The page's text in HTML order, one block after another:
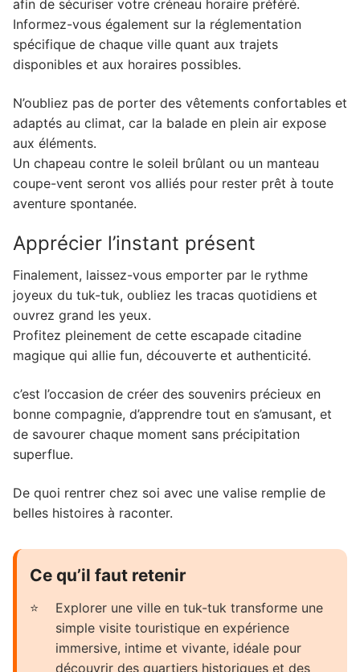
afin de sécuriser votre créneau horaire préféré.
Informez-vous également sur la réglementation
spécifique de chaque ville quant aux trajets
disponibles et aux horaires possibles.
N’oubliez pas de porter des vêtements confortables et
adaptés au climat, car la balade en plein air expose
aux éléments.
Un chapeau contre le soleil brûlant ou un manteau
coupe-vent seront vos alliés pour rester prêt à toute
aventure spontanée.
Apprécier l’instant présent
Finalement, laissez-vous emporter par le rythme
joyeux du tuk-tuk, oubliez les tracas quotidiens et
ouvrez grand les yeux.
Profitez pleinement de cette escapade citadine
magique qui allie fun, découverte et authenticité.
c’est l’occasion de créer des souvenirs précieux en
bonne compagnie, d’apprendre tout en s’amusant, et
de savourer chaque moment sans précipitation
superflue.
De quoi rentrer chez soi avec une valise remplie de
belles histoires à raconter.
Ce qu’il faut retenir
Explorer une ville en tuk-tuk transforme une
simple visite touristique en expérience
immersive, intime et vivante, idéale pour
découvrir des quartiers historiques et des